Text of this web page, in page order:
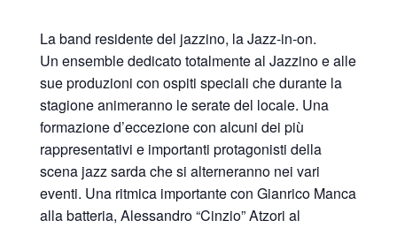
La band residente del jazzino, la Jazz-in-on.
Un ensemble dedicato totalmente al Jazzino e alle
sue produzioni con ospiti speciali che durante la
stagione animeranno le serate del locale. Una
formazione d’eccezione con alcuni dei più
rappresentativi e importanti protagonisti della
scena jazz sarda che si alterneranno nei vari
eventi. Una ritmica importante con Gianrico Manca
alla batteria, Alessandro “Cinzio” Atzori al